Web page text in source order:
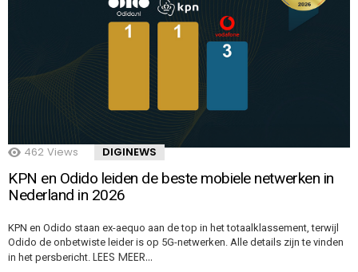
462 Views DIGINEWS
KPN en Odido leiden de beste mobiele netwerken in
Nederland in 2026
KPN en Odido staan ex-aequo aan de top in het totaalklassement, terwijl
Odido de onbetwiste leider is op 5G-netwerken. Alle details zijn te vinden
in het persbericht. LEES MEER…